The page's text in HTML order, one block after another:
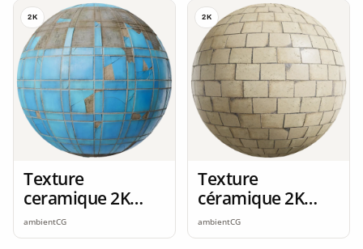
2K
Texture
ceramique 2K
seamless
ambientCG
2K
Texture
céramique 2K
seamless
ambientCG